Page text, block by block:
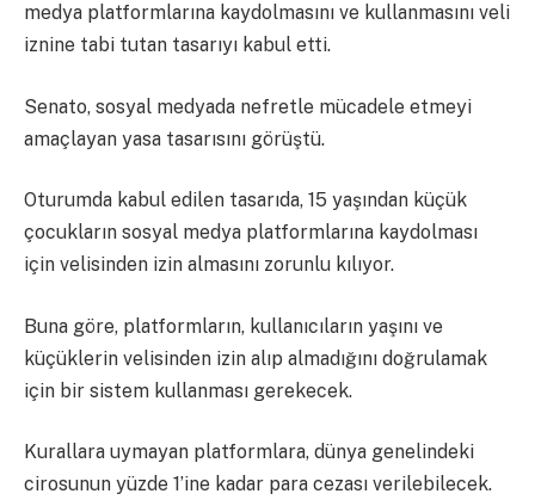
medya platformlarına kaydolmasını ve kullanmasını veli
iznine tabi tutan tasarıyı kabul etti.
Senato, sosyal medyada nefretle mücadele etmeyi
amaçlayan yasa tasarısını görüştü.
Oturumda kabul edilen tasarıda, 15 yaşından küçük
çocukların sosyal medya platformlarına kaydolması
için velisinden izin almasını zorunlu kılıyor.
Buna göre, platformların, kullanıcıların yaşını ve
küçüklerin velisinden izin alıp almadığını doğrulamak
için bir sistem kullanması gerekecek.
Kurallara uymayan platformlara, dünya genelindeki
cirosunun yüzde 1’ine kadar para cezası verilebilecek.